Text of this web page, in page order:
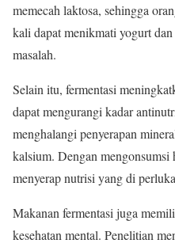
memecah laktosa, sehingga
kali dapat menikmati yogurt
masalah.
Selain itu, fermentasi
dapat mengurangi kadar
menghalangi penyerapan
kalsium. Dengan
menyerap nutrisi yang di
Makanan fermentasi juga
kesehatan mental. Penelitian